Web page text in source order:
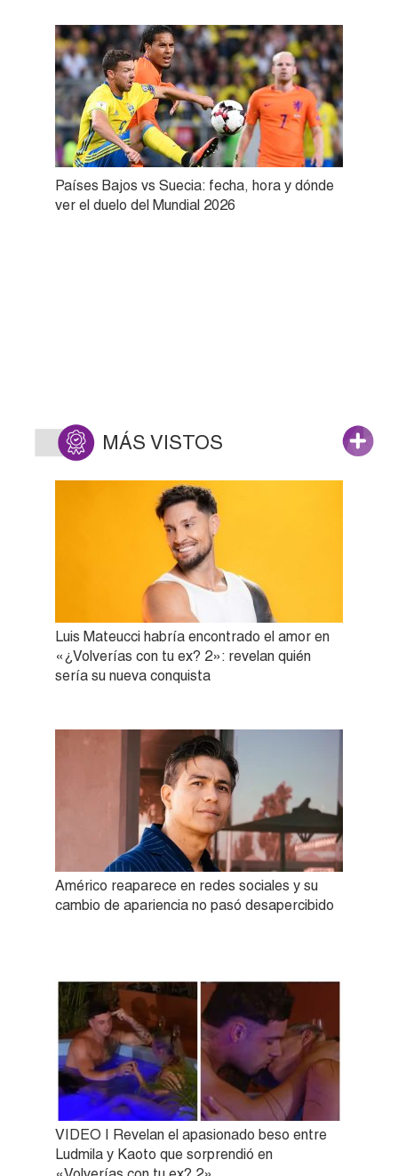
Países Bajos vs Suecia: fecha, hora y dónde
ver el duelo del Mundial 2026
MÁS VISTOS
Luis Mateucci habría encontrado el amor en
«¿Volverías con tu ex? 2»: revelan quién
sería su nueva conquista
Américo reaparece en redes sociales y su
cambio de apariencia no pasó desapercibido
VIDEO | Revelan el apasionado beso entre
Ludmila y Kaoto que sorprendió en